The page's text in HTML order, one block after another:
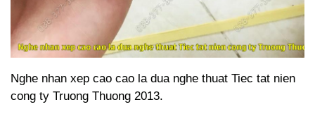
Nghe nhan xep cao cao la dua nghe thuat Tiec tat nien
cong ty Truong Thuong 2013.